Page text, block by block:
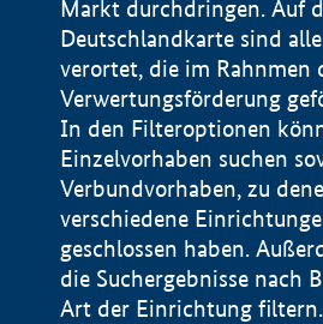
Markt durchdringen. Auf
Deutschlandkarte sind
verortet, die im Rahnmen
Verwertungsförderung
In den Filteroptionen
Einzelvorhaben suchen
Verbundvorhaben, zu
verschiedene
geschlossen haben.
die Suchergebnisse nach
Art der Einrichtung filtern.